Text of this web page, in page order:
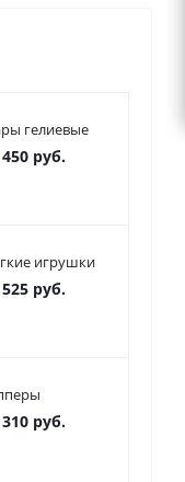
гелиевые
руб.
игрушки
руб.
руб.